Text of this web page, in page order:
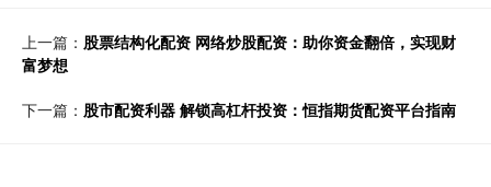
上一篇： 股票结构化配资 网络炒股配资：助你资金翻倍，实现财
富梦想
下一篇： 股市配资利器 解锁高杠杆投资：恒指期货配资平台指南